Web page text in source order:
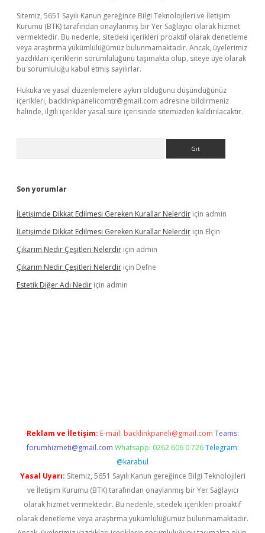
Sitemiz, 5651 Sayılı Kanun gereğince Bilgi Teknolojileri ve İletişim
Kurumu (BTK) tarafından onaylanmış bir Yer Sağlayıcı olarak hizmet
vermektedir. Bu nedenle, sitedeki içerikleri proaktif olarak denetleme
veya araştırma yükümlülüğümüz bulunmamaktadır. Ancak, üyelerimiz
yazdıkları içeriklerin sorumluluğunu taşımakta olup, siteye üye olarak
bu sorumluluğu kabul etmiş sayılırlar.
Hukuka ve yasal düzenlemelere aykırı olduğunu düşündüğünüz
içerikleri, backlinkpanelicomtr@gmail.com adresine bildirmeniz
halinde, ilgili içerikler yasal süre içerisinde sitemizden kaldırılacaktır.
Son yorumlar
İLetişimde Dikkat Edilmesi Gereken Kurallar Nelerdir için admin
İLetişimde Dikkat Edilmesi Gereken Kurallar Nelerdir için Elçin
Çıkarım Nedir Çeşitleri Nelerdir için admin
Çıkarım Nedir Çeşitleri Nelerdir için Defne
Estetik Diğer Adı Nedir için admin
Reklam ve İletişim: E-mail: backlinkpaneli@gmail.com Teams:
forumhizmeti@gmail.com Whatsapp: 0262 606 0 726 Telegram:
@karabul
Yasal Uyarı: Sitemiz, 5651 Sayılı Kanun gereğince Bilgi Teknolojileri
ve İletişim Kurumu (BTK) tarafından onaylanmış bir Yer Sağlayıcı
olarak hizmet vermektedir. Bu nedenle, sitedeki içerikleri proaktif
olarak denetleme veya araştırma yükümlülüğümüz bulunmamaktadır.